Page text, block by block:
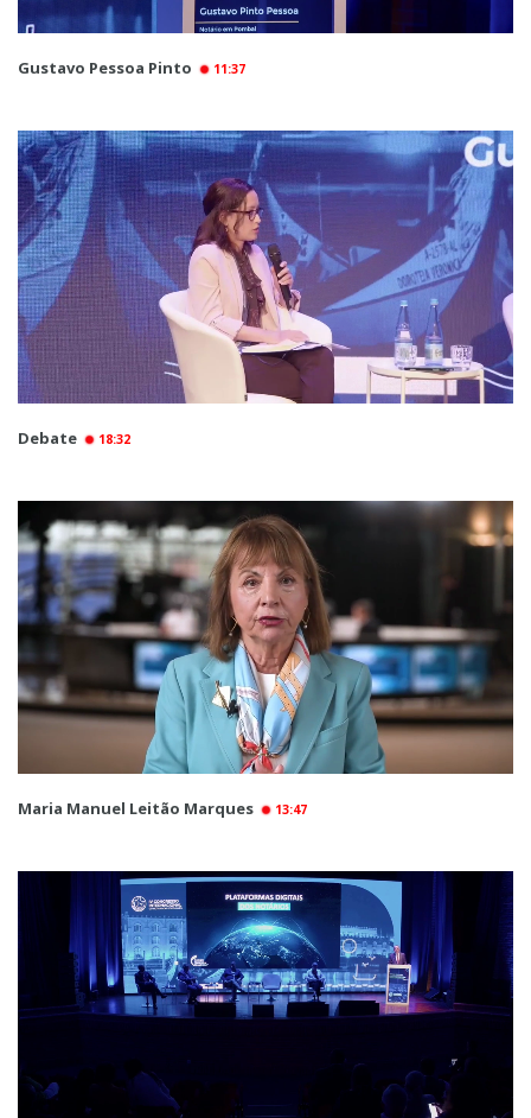
Gustavo Pessoa Pinto 11:37
Debate 18:32
Maria Manuel Leitão Marques 13:47